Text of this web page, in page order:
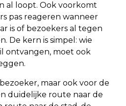
al loopt. Ook voorkomt
pas reageren wanneer
is of bezoekers al tegen
De kern is simpel: wie
ontvangen, moet ook
maar ook voor de
duidelijke route naar de